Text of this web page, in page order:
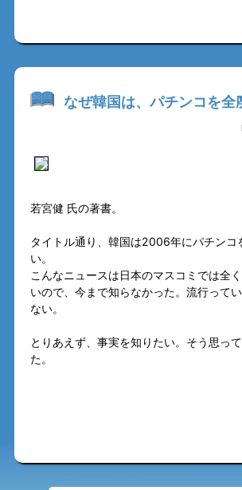
なぜ韓国は、パチンコを全
若宮健 氏の著書。
タイトル通り、韓国は2006年にパチンコ
い。
こんなニュースは日本のマスコミでは全
いので、今まで知らなかった。流行って
ない。
とりあえず、事実を知りたい。そう思っ
た。